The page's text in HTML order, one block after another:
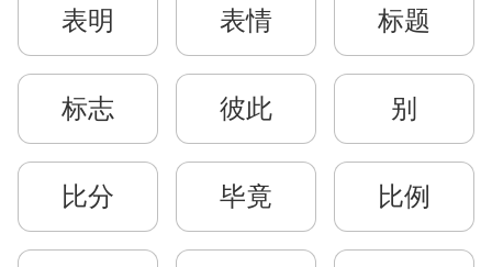
表明 表情 标题
标志 彼此 别
比分 毕竟 比例